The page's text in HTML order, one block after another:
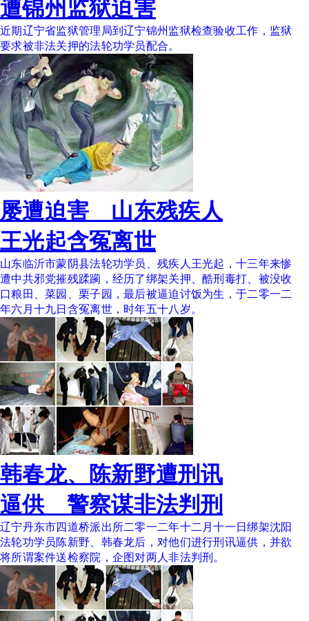
遭锦州监狱迫害
近期辽宁省监狱管理局到辽宁锦州监狱检查验收工作，监狱
要求被非法关押的法轮功学员配合。
屡遭迫害 山东残疾人
王光起含冤离世
山东临沂市蒙阴县法轮功学员、残疾人王光起，十三年来惨
遭中共邪党摧残蹂躏，经历了绑架关押、酷刑毒打、被没收
口粮田、菜园、栗子园，最后被逼迫讨饭为生，于二零一二
年六月十九日含冤离世，时年五十八岁。
韩春龙、陈新野遭刑讯
逼供 警察谋非法判刑
辽宁丹东市四道桥派出所二零一二年十二月十一日绑架沈阳
法轮功学员陈新野、韩春龙后，对他们进行刑讯逼供，并欲
将所谓案件送检察院，企图对两人非法判刑。